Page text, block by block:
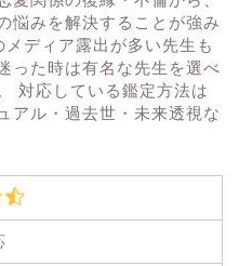
悩みを解決することが強み
ディア露出が多い先生も
った時は有名な先生を選べ
対応している鑑定方法は
アル・過去世・未来透視な